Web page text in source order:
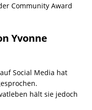
Community Award
Yvonne
Social Media hat
hält sie jedoch